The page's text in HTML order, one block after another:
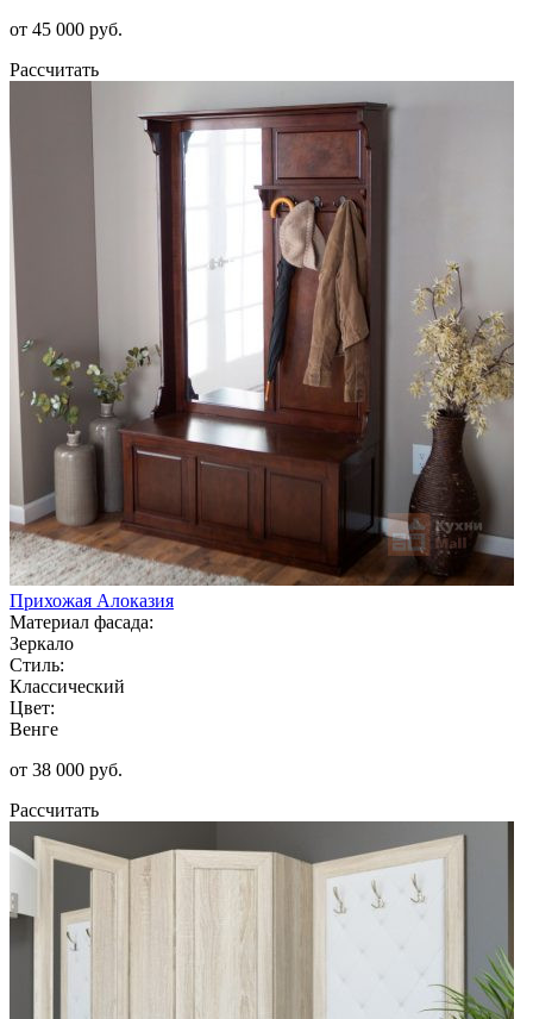
от 45 000 руб.
Рассчитать
Прихожая Алоказия
Материал фасада:
Зеркало
Стиль:
Классический
Цвет:
Венге
от 38 000 руб.
Рассчитать